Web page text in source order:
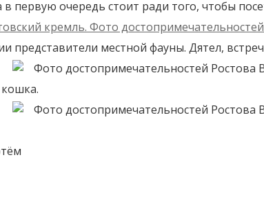
первую очередь стоит ради того, чтобы
представители местной фауны. Дятел,